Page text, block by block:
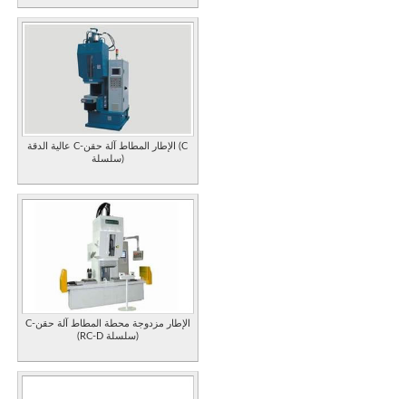
عالية الدقة C-الإطار المطاط آلة حقن (C
سلسلة)
C-الإطار مزدوجة محطة المطاط آلة حقن
(RC-D سلسلة)